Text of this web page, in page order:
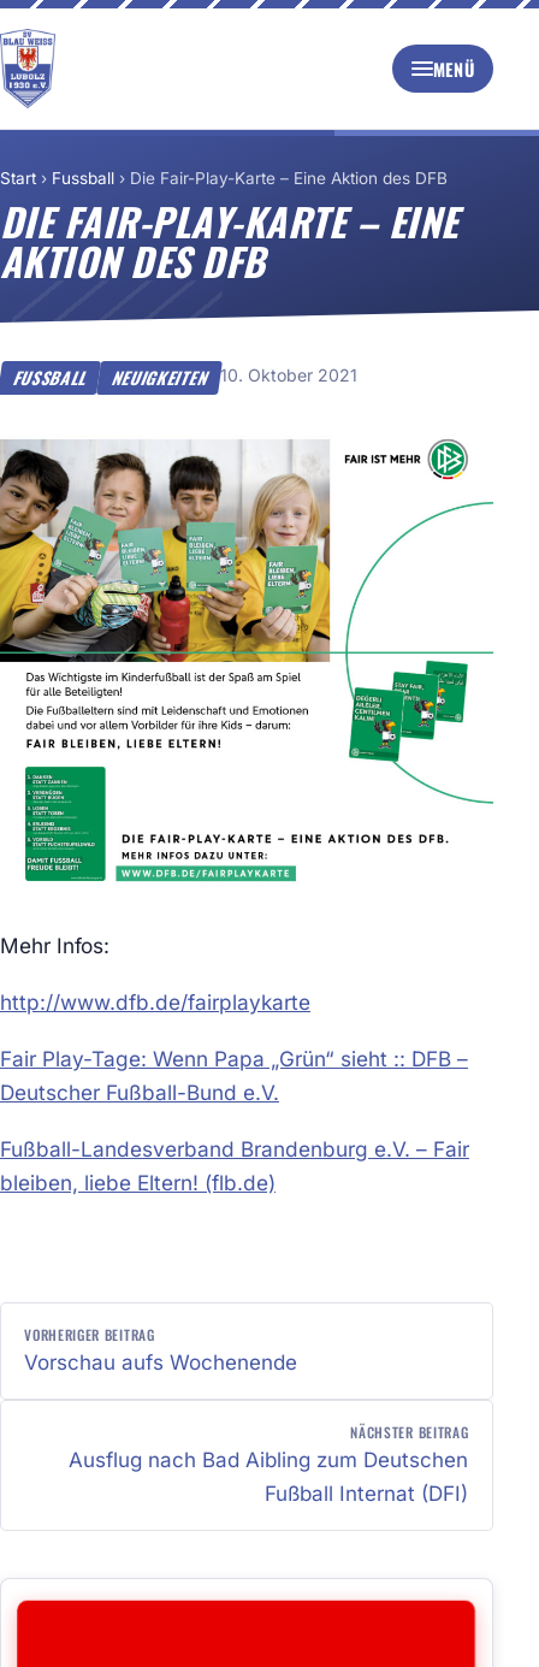
MENÜ
Start › Fussball › Die Fair-Play-Karte – Eine Aktion des DFB
DIE FAIR-PLAY-KARTE – EINE
AKTION DES DFB
FUSSBALL NEUIGKEITEN 10. Oktober 2021
Mehr Infos:
http://www.dfb.de/fairplaykarte
Fair Play-Tage: Wenn Papa „Grün“ sieht :: DFB –
Deutscher Fußball-Bund e.V.
Fußball-Landesverband Brandenburg e.V. – Fair
bleiben, liebe Eltern! (flb.de)
BEITRAGSNAVIGATION
VORHERIGER BEITRAG
Vorschau aufs Wochenende
NÄCHSTER BEITRAG
Ausflug nach Bad Aibling zum Deutschen
Fußball Internat (DFI)